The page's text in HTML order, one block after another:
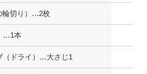
輪切り）…2枚
…1本
（ドライ）…大さじ1